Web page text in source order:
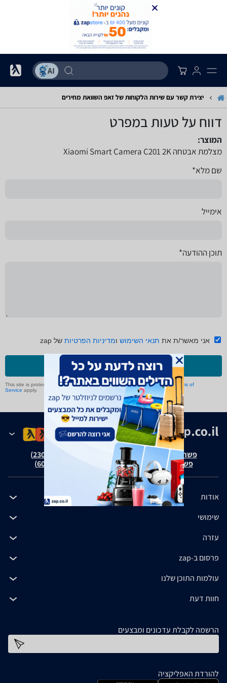
יצירת קשר עם שירות הלקוחות של זאפ השוואת מחירים
דווח על טעות במפרט
המוצר:
מצלמת אבטחה Xiaomi Smart Camera C201 2K
שם מלא*
אימייל
תוכן ההודעה*
אני מאשר/ת את תנאי השימוש ומדיניות הפרטיות של zap
שליחה
This site is protected by reCAPTCHA and the GooglePrivacy Policyand Terms of
Service apply.
פשרה בת"צ אבנצ'יק נ' זאפ גרופ (ת"צ 23008-08-20)
פשרה בת"צ כהנים נ' זאפ גרופ (ת"צ 60371-12-19)
אודות
שימושי
עזרה
פרסום ב-zap
עולמות התוכן שלנו
חוות דעת
הרשמה לקבלת עדכונים ומבצעים
להורדת האפליקציה